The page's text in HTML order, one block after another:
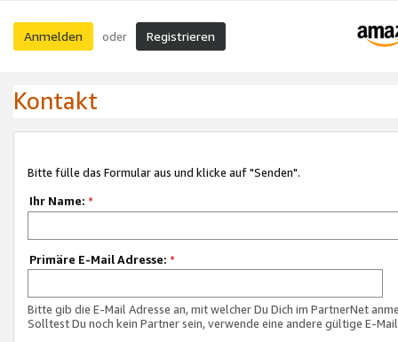
Anmelden oder Registrieren
Kontakt
Bitte fülle das Formular aus und klicke auf "Senden".
Ihr Name: *
Primäre E-Mail Adresse: *
Bitte gib die E-Mail Adresse an, mit welcher Du Dich im PartnerNet
Solltest Du noch kein Partner sein, verwende eine andere gültige E-